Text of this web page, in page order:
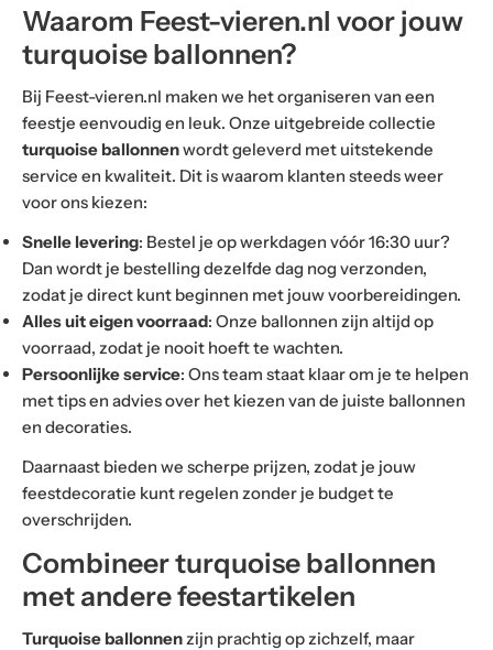
Waarom Feest-vieren.nl voor jouw
turquoise ballonnen?
Bij Feest-vieren.nl maken we het organiseren van een
feestje eenvoudig en leuk. Onze uitgebreide collectie
turquoise ballonnenwordt geleverd met uitstekende
service en kwaliteit. Dit is waarom klanten steeds weer
voor ons kiezen:
Snelle levering: Bestel je op werkdagen vóór 16:30 uur?
Dan wordt je bestelling dezelfde dag nog verzonden,
zodat je direct kunt beginnen met jouw voorbereidingen.
Alles uit eigen voorraad: Onze ballonnen zijn altijd op
voorraad, zodat je nooit hoeft te wachten.
Persoonlijke service: Ons team staat klaar om je te helpen
met tips en advies over het kiezen van de juiste ballonnen
en decoraties.
Daarnaast bieden we scherpe prijzen, zodat je jouw
feestdecoratie kunt regelen zonder je budget te
overschrijden.
Combineer turquoise ballonnen
met andere feestartikelen
Turquoise ballonnenzijn prachtig op zichzelf, maar